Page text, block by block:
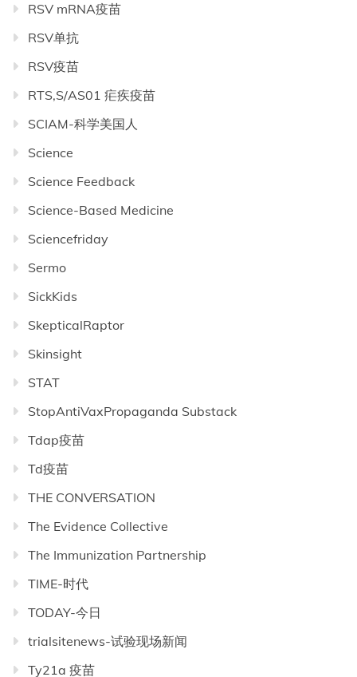
RSV mRNA疫苗
RSV单抗
RSV疫苗
RTS,S/AS01 疟疾疫苗
SCIAM-科学美国人
Science
Science Feedback
Science-Based Medicine
Sciencefriday
Sermo
SickKids
SkepticalRaptor
Skinsight
STAT
StopAntiVaxPropaganda Substack
Tdap疫苗
Td疫苗
THE CONVERSATION
The Evidence Collective
The Immunization Partnership
TIME-时代
TODAY-今日
trialsitenews-试验现场新闻
Ty21a 疫苗